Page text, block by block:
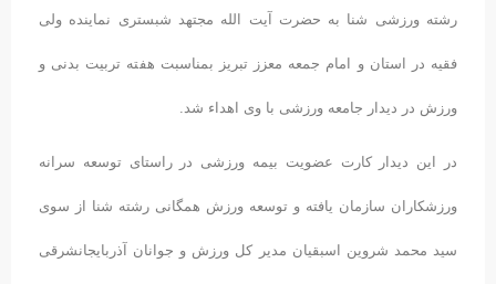
رشته ورزشی شنا به حضرت آیت الله مجتهد شبستری نماینده ولی
فقیه در استان و امام جمعه معزز تبریز بمناسبت هفته تربیت بدنی و
ورزش در دیدار جامعه ورزشی با وی اهداء شد.
در این دیدار کارت عضویت بیمه ورزشی در راستای توسعه سرانه
ورزشکاران سازمان یافته و توسعه ورزش همگانی رشته شنا از سوی
سید محمد شروین اسبقیان مدیر کل ورزش و جوانان آذربایجانشرقی